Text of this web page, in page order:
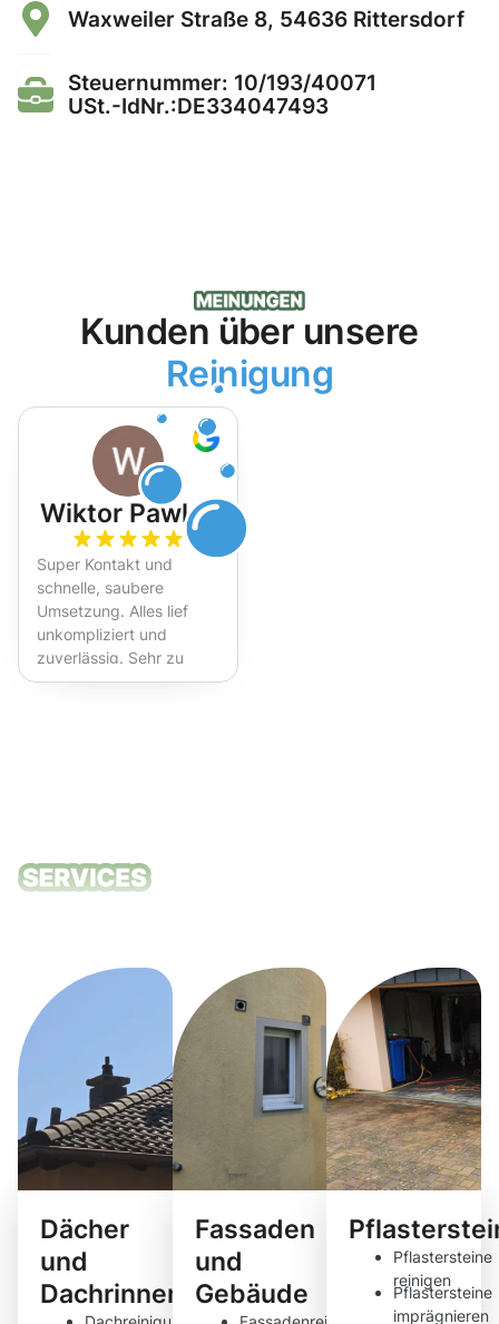
Waxweiler Straße 8, 54636 Rittersdorf
Steuernummer: 10/193/40071
USt.-IdNr.:DE334047493
Kunden über unsere
Reinigung
Wiktor Pawlak
Super Kontakt und
schnelle, saubere
Umsetzung. Alles lief
unkompliziert und
zuverlässig. Sehr zu
empfehlen!
Dächer
und
Dachrinnen
Fassaden
und
Gebäude
Pflastersteine
reinigen
Pflastersteine
imprägnieren